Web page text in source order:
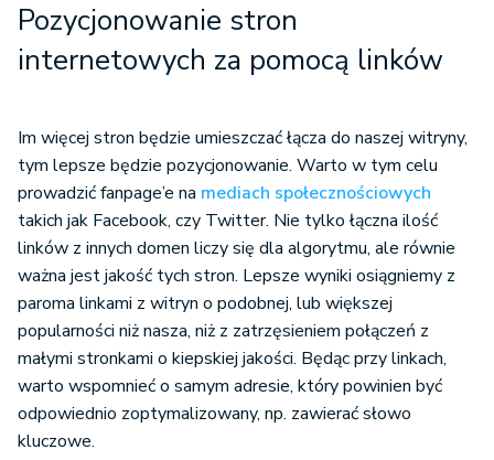
Pozycjonowanie stron
internetowych za pomocą linków
Im więcej stron będzie umieszczać łącza do naszej witryny,
tym lepsze będzie pozycjonowanie. Warto w tym celu
prowadzić fanpage’e na mediach społecznościowych
takich jak Facebook, czy Twitter. Nie tylko łączna ilość
linków z innych domen liczy się dla algorytmu, ale równie
ważna jest jakość tych stron. Lepsze wyniki osiągniemy z
paroma linkami z witryn o podobnej, lub większej
popularności niż nasza, niż z zatrzęsieniem połączeń z
małymi stronkami o kiepskiej jakości. Będąc przy linkach,
warto wspomnieć o samym adresie, który powinien być
odpowiednio zoptymalizowany, np. zawierać słowo
kluczowe.